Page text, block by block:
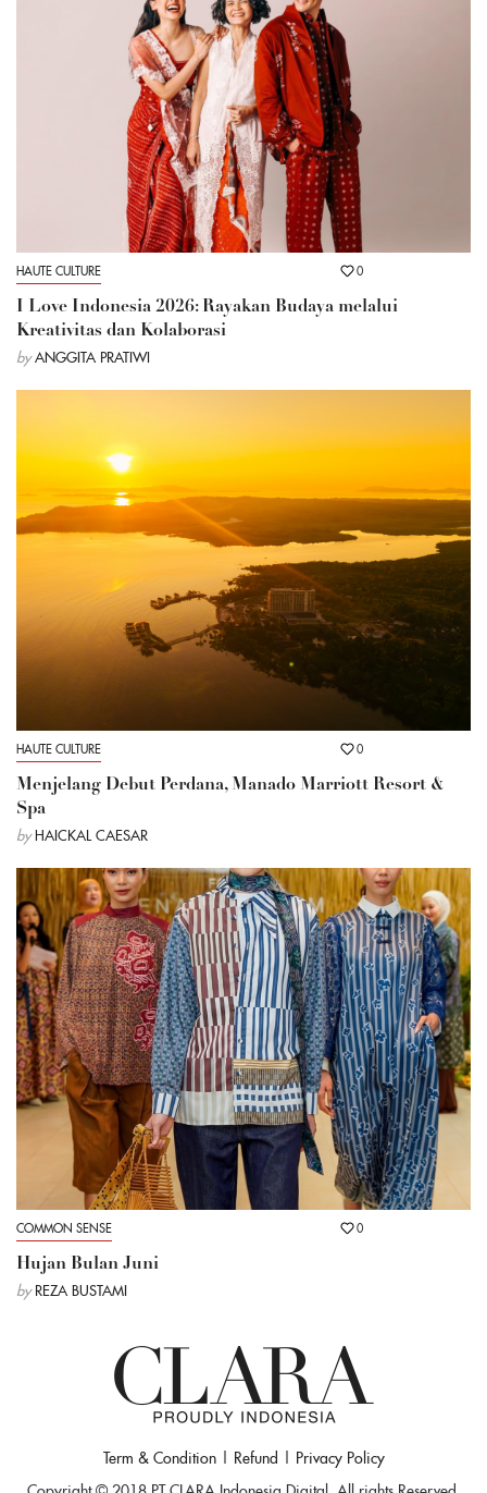
HAUTE CULTURE 0
I Love Indonesia 2026: Rayakan Budaya melalui
Kreativitas dan Kolaborasi
by ANGGITA PRATIWI
HAUTE CULTURE 0
Menjelang Debut Perdana, Manado Marriott Resort &
Spa
by HAICKAL CAESAR
COMMON SENSE 0
Hujan Bulan Juni
by REZA BUSTAMI
Term & Condition| Refund
Privacy Policy